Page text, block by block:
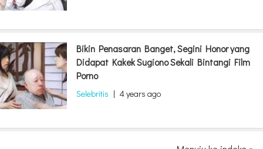
Bikin Penasaran Banget, Segini Honor yang
Didapat Kakek Sugiono Sekali Bintangi Film
Porno
Selebritis | 4 years ago